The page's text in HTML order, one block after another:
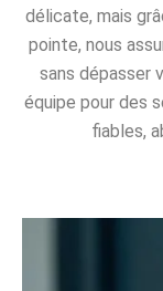
délicate, mais
pointe, nous
sans dépasser
équipe pour des
fiables,